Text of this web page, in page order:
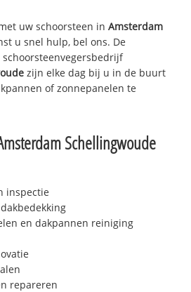
uw schoorsteen inAmsterdam
u snel hulp, bel ons. De
zijn elke dag bij u in de buurt
of zonnepanelen te
Schellingwoude
inspectie
en dakpannen reiniging
repareren